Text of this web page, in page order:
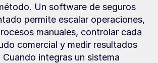
Un software de seguros
permite escalar operaciones,
manuales, controlar cada
comercial y medir resultados
integras un sistema